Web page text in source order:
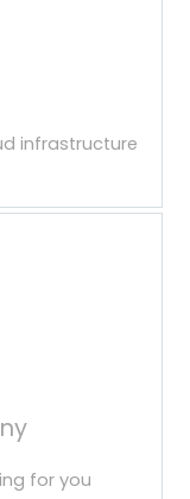
infrastructure
for you